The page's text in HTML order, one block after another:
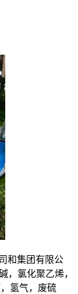
和集团有限公
，氯化聚乙烯，
氢气，废硫